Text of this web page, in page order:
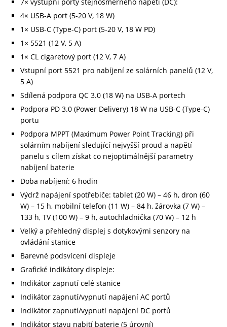
4× USB-A port (5-20 V, 18 W)
1× USB-C (Type-C) port (5-20 V, 18 W PD)
1× 5521 (12 V, 5 A)
1× CL cigaretový port (12 V, 7 A)
Vstupní port 5521 pro nabíjení ze solárních panelů (12 V,
5 A)
Sdílená podpora QC 3.0 (18 W) na USB-A portech
Podpora PD 3.0 (Power Delivery) 18 W na USB-C (Type-C)
portu
Podpora MPPT (Maximum Power Point Tracking) při
solárním nabíjení sledující nejvyšší proud a napětí
panelu s cílem získat co nejoptimálnější parametry
nabíjení baterie
Doba nabíjení: 6 hodin
Výdrž napájení spotřebiče: tablet (20 W) – 46 h, dron (60
W) – 15 h, mobilní telefon (11 W) – 84 h, žárovka (7 W) –
133 h, TV (100 W) – 9 h, autochladnička (70 W) – 12 h
Velký a přehledný displej s dotykovými senzory na
ovládání stanice
Barevné podsvícení displeje
Grafické indikátory displeje:
Indikátor zapnutí celé stanice
Indikátor zapnutí/vypnutí napájení AC portů
Indikátor zapnutí/vypnutí napájení DC portů
Indikátor stavu nabití baterie (5 úrovní)